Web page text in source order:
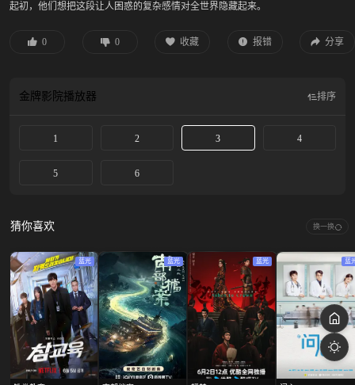
起初，他们想把这段让人困惑的复杂感情对全世界隐藏起来。
0 0 收藏 报错 分享
金牌影院播放器 排序
1 2 3 4
5 6
猜你喜欢 换一换
蓝光 蓝光 蓝光 蓝